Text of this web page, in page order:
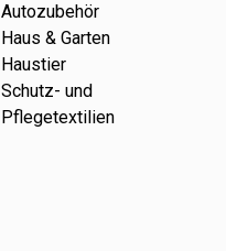
Autozubehör
Haus & Garten
Haustier
Schutz- und
Pflegetextilien